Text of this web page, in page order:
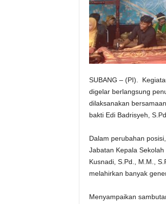
SUBANG – (PI).
digelar berlangsung
dilaksanakan
bakti Edi Badrisyeh,
Dalam perubahan
Jabatan Kepala
Kusnadi, S.Pd., M.M.,
melahirkan banyak
Menyampaikan